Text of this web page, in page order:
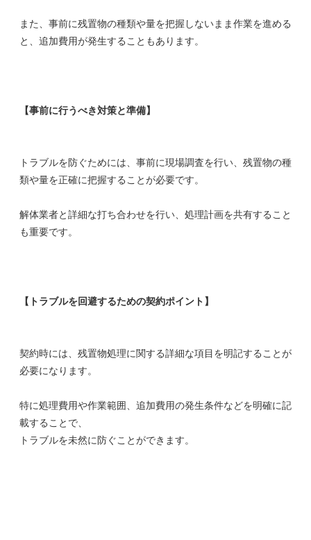
また、事前に残置物の種類や量を把握しないまま作業を進める
と、追加費用が発生することもあります。
【事前に行うべき対策と準備】
トラブルを防ぐためには、事前に現場調査を行い、残置物の種
類や量を正確に把握することが必要です。
解体業者と詳細な打ち合わせを行い、処理計画を共有すること
も重要です。
【トラブルを回避するための契約ポイント】
契約時には、残置物処理に関する詳細な項目を明記することが
必要になります。
特に処理費用や作業範囲、追加費用の発生条件などを明確に記
載することで、
トラブルを未然に防ぐことができます。